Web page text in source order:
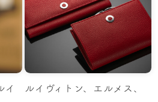
イ
ルイヴィトン、エルメス、